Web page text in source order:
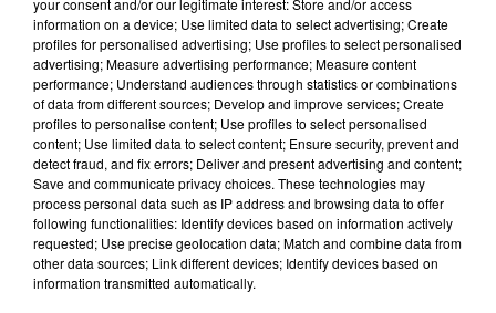
LE MAGASIN JOUÉCLUB DE REIMS FERME
SES PORTES
C'était l'une des institutions du centre-ville
rémois. Le magasin JouéClub est contraint de
fermer ses portes.
TITRES DIFFUSÉS
information on a device; Use limited data to select advertising; Create
profiles for personalised advertising; Use profiles to select personalised
advertising; Measure advertising performance; Measure content
performance; Understand audiences through statistics or combinations
of data from different sources; Develop and improve services; Create
profiles to personalise content; Use profiles to select personalised
content; Use limited data to select content; Ensure security, prevent and
detect fraud, and fix errors; Deliver and present advertising and content;
Save and communicate privacy choices. These technologies may
process personal data such as IP address and browsing data to offer
following functionalities: Identify devices based on information actively
requested; Use precise geolocation data; Match and combine data from
other data sources; Link different devices; Identify devices based on
information transmitted automatically.